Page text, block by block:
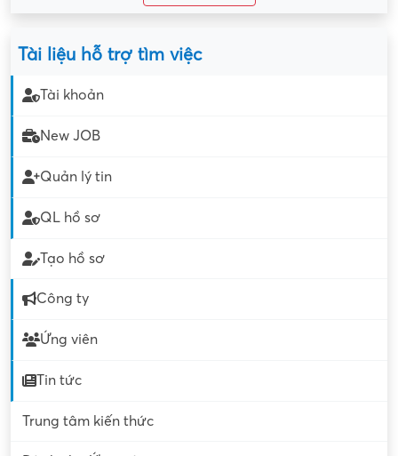
Tài liệu hỗ trợ tìm việc
Tài khoản
New JOB
Quản lý tin
QL hồ sơ
Tạo hồ sơ
Công ty
Ứng viên
Tin tức
Trung tâm kiến thức